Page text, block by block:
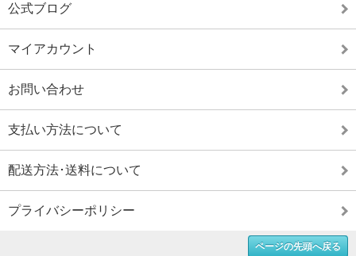
公式ブログ
マイアカウント
お問い合わせ
支払い方法について
配送方法･送料について
プライバシーポリシー
ページの先頭へ戻る